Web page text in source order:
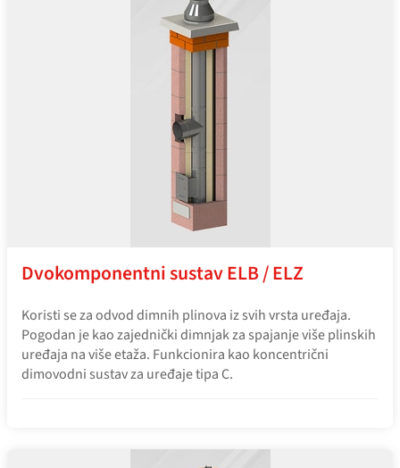
Dvokomponentni sustav ELB / ELZ
Koristi se za odvod dimnih plinova iz svih vrsta uređaja.
Pogodan je kao zajednički dimnjak za spajanje više plinskih
uređaja na više etaža. Funkcionira kao koncentrični
dimovodni sustav za uređaje tipa C.